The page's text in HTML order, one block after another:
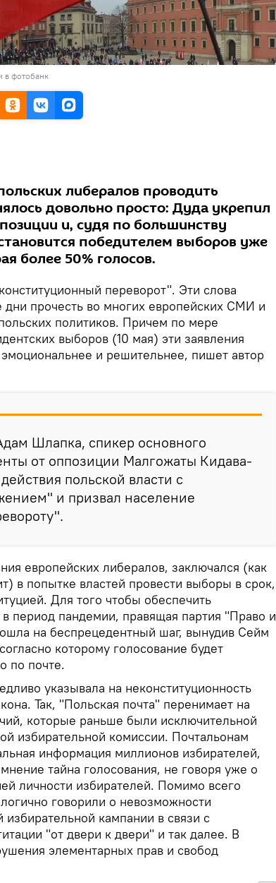
в фотобанк
либералов проводить
довольно просто: Дуда укрепил
и, судя по большинству
победителем выборов уже
более 50% голосов.
переворот". Эти слова
прочесть во многих европейских СМИ и
политиков. Причем по мере
выборов (10 мая) эти заявления
и решительнее, пишет автор
Шлапка, спикер основного
от оппозиции Малгожаты Кидава-
польской власти с
и призвал население
европейских либералов, заключался (как
в попытке властей провести выборы в срок,
Для того чтобы обеспечить
период пандемии, правящая партия "Право и
на беспрецедентный шаг, вынудив Сейм
которому голосование будет
по почте.
указывала на неконституционность
Так, "Польская почта" перенимает на
которые раньше были исключительной
избирательной комиссии. Почтальонам
информация миллионов избирателей,
тайна голосования, не говоря уже о
личности избирателей. Помимо всего
говорили о невозможности
кампании в связи с
"от двери к двери" и так далее. В
элементарных прав и свобод